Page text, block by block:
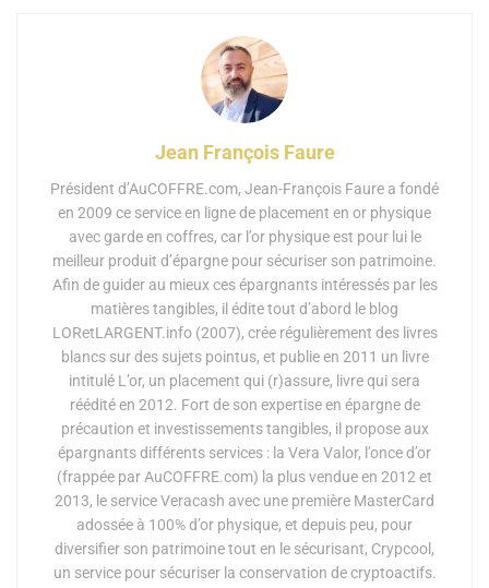
Jean François Faure
Président d’AuCOFFRE.com, Jean-François Faure a fondé
en 2009 ce service en ligne de placement en or physique
avec garde en coffres, car l’or physique est pour lui le
meilleur produit d’épargne pour sécuriser son patrimoine.
Afin de guider au mieux ces épargnants intéressés par les
matières tangibles, il édite tout d’abord le blog
LORetLARGENT.info (2007), crée régulièrement des livres
blancs sur des sujets pointus, et publie en 2011 un livre
intitulé L’or, un placement qui (r)assure, livre qui sera
réédité en 2012. Fort de son expertise en épargne de
précaution et investissements tangibles, il propose aux
épargnants différents services : la Vera Valor, l’once d’or
(frappée par AuCOFFRE.com) la plus vendue en 2012 et
2013, le service Veracash avec une première MasterCard
adossée à 100% d’or physique, et depuis peu, pour
diversifier son patrimoine tout en le sécurisant, Crypcool,
un service pour sécuriser la conservation de cryptoactifs.